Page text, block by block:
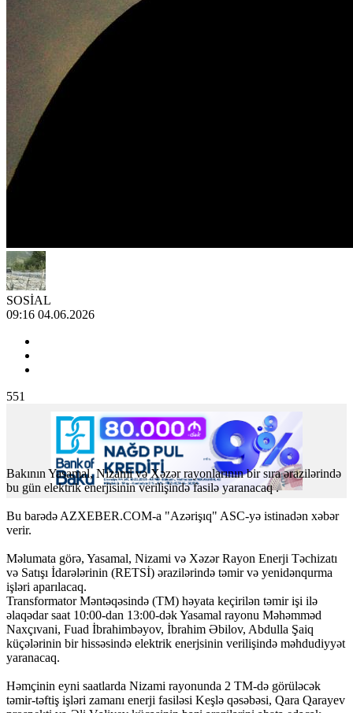
SOSİAL
09:16 04.06.2026
551
Bakının Yasamal, Nizami və Xəzər rayonlarının bir sıra ərazilərində
bu gün elektrik enerjisinin verilişində fasilə yaranacaq .
Bu barədə AZXEBER.COM-a "Azərişıq" ASC-yə istinadən xəbər
verir.
Məlumata görə, Yasamal, Nizami və Xəzər Rayon Enerji Təchizatı
və Satışı İdarələrinin (RETSİ) ərazilərində təmir və yenidənqurma
işləri aparılacaq.
Transformator Məntəqəsində (TM) həyata keçirilən təmir işi ilə
əlaqədar saat 10:00-dan 13:00-dək Yasamal rayonu Məhəmməd
Naxçıvani, Fuad İbrahimbəyov, İbrahim Əbilov, Abdulla Şaiq
küçələrinin bir hissəsində elektrik enerjsinin verilişində məhdudiyyət
yaranacaq.
Həmçinin eyni saatlarda Nizami rayonunda 2 TM-də görüləcək
təmir-təftiş işləri zamanı enerji fasiləsi Keşlə qəsəbəsi, Qara Qarayev